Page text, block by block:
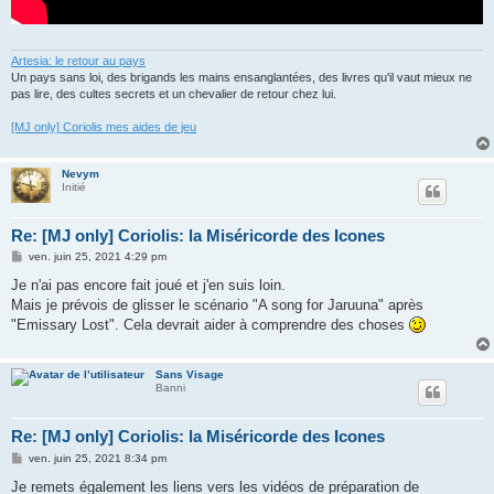
Artesia: le retour au pays
Un pays sans loi, des brigands les mains ensanglantées, des livres qu'il vaut mieux ne
pas lire, des cultes secrets et un chevalier de retour chez lui.
[MJ only] Coriolis mes aides de jeu
Nevym
Initié
Re: [MJ only] Coriolis: la Miséricorde des Icones
M
s
a
g
ven. juin 25, 2021 4:29 pm
Je n'ai pas encore fait joué et j'en suis loin.
Mais je prévois de glisser le scénario "A song for Jaruuna" après
"Emissary Lost". Cela devrait aider à comprendre des choses
Sans Visage
Banni
Re: [MJ only] Coriolis: la Miséricorde des Icones
M
s
ven. juin 25, 2021 8:34 pm
Je remets également les liens vers les vidéos de préparation de